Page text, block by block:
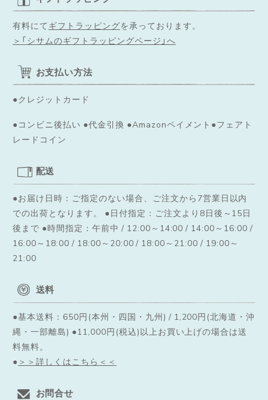
有料にて ギフトラッピングを承っております。
＞「シサムのギフトラッピングページ」へ
お支払い方法
●クレジットカード
●コンビニ後払い ●代金引換 ●Amazonペイメント●フェアト
レードコイン
配送
●お届け日時：ご指定のない場合、ご注文から7営業日以内
での出荷となります。
●日付指定：ご注文より8日後～15日
後まで ●時間指定：午前中 / 12:00～14:00 / 14:00～16:00 /
16:00～18:00 / 18:00～20:00 / 18:00～21:00 / 19:00～
21:00
送料
●基本送料：650円(本州・四国・九州) / 1,200円(北海道・沖
縄・一部離島) ●11,000円(税込)以上お買い上げの場合は送
料無料。
● ＞＞詳しくはこちら＜＜
お問合せ